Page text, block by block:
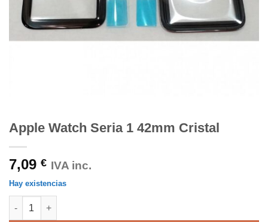
Apple Watch Seria 1 42mm Cristal
7,09 € IVA inc.
Hay existencias
Apple Watch Seria 1 42mm Cristal cantidad